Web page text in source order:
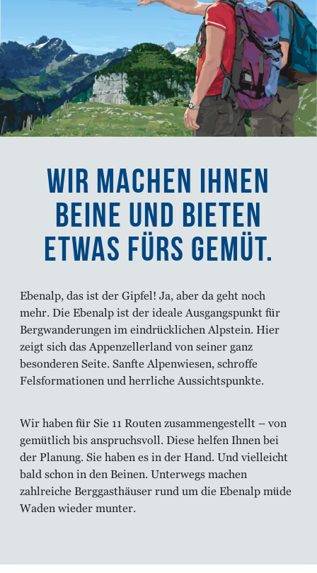
Wir machen Ihnen
Beine und bieten
etwas fürs Gemüt.
Ebenalp, das ist der Gipfel! Ja, aber da geht noch
mehr. Die Ebenalp ist der ideale Ausgangspunkt für
Bergwanderungen im eindrücklichen Alpstein. Hier
zeigt sich das Appenzellerland von seiner ganz
besonderen Seite. Sanfte Alpenwiesen, schroffe
Felsformationen und herrliche Aussichtspunkte.
Wir haben für Sie 11 Routen zusammengestellt – von
gemütlich bis anspruchsvoll. Diese helfen Ihnen bei
der Planung. Sie haben es in der Hand. Und vielleicht
bald schon in den Beinen. Unterwegs machen
zahlreiche Berggasthäuser rund um die Ebenalp müde
Waden wieder munter.